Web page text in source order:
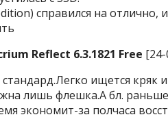
справился на отлично,
Reflect 6.3.1821 Free
стандард.Легко ищется
лишь флешка.А бл.
экономит-за полчаса